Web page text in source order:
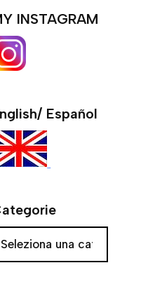
INSTAGRAM
Español